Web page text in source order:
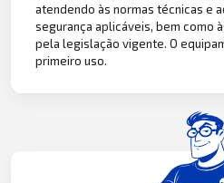
atendendo às normas técnicas e
segurança aplicáveis, bem como
pela legislação vigente. O
primeiro uso.